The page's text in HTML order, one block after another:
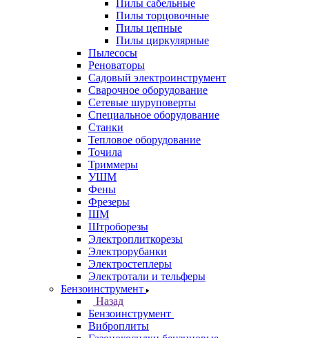
Пилы сабельные
Пилы торцовочные
Пилы цепные
Пилы циркулярные
Пылесосы
Реноваторы
Садовый электроинструмент
Сварочное оборудование
Сетевые шуруповерты
Специальное оборудование
Станки
Тепловое оборудование
Точила
Триммеры
УШМ
Фены
Фрезеры
ШМ
Штроборезы
Электроплиткорезы
Электрорубанки
Электростеплеры
Электротали и тельферы
Бензоинструмент
Назад
Бензоинструмент
Виброплиты